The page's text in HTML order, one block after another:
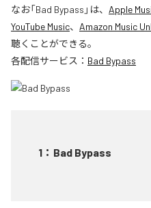
なお「Bad Bypass 」は、 Apple
YouTube Music、 Amazon Music
聴くことができる。
各配信サービス： Bad Bypass
1 ： Bad Bypass